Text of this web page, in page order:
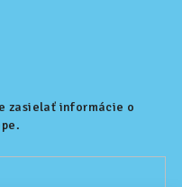
zasielať informácie o